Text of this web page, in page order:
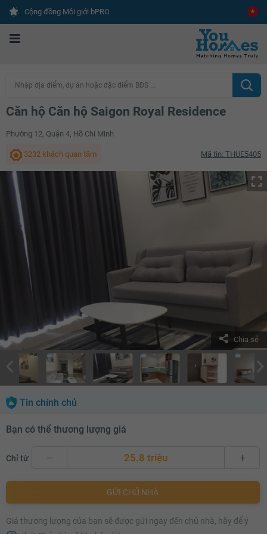
Cộng đồng Môi giới bPRO
Nhập địa điểm, dự án hoặc đặc điểm BĐS ...
Căn hộ Căn hộ Saigon Royal Residence
Phường 12, Quận 4, Hồ Chí Minh
3232 khách quan tâm Mã tin: THUE5405
Chia sẻ
Tin chính chủ
Bạn có thể thương lượng giá
Chỉ từ 25.8 triệu
26 triệu
GỬI CHỦ NHÀ
Giá thương lượng của bạn sẽ được gửi ngay đến chủ nhà, hãy để ý